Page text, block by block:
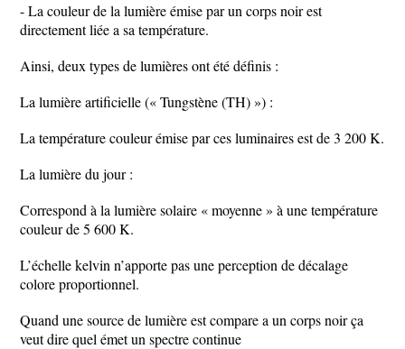
- La couleur de la lumière émise par un corps noir est
directement liée a sa température.
Ainsi, deux types de lumières ont été définis :
La lumière artificielle (« Tungstène (TH) ») :
La température couleur émise par ces luminaires est de 3 200 K.
La lumière du jour :
Correspond à la lumière solaire « moyenne » à une température
couleur de 5 600 K.
L’échelle kelvin n’apporte pas une perception de décalage
colore proportionnel.
Quand une source de lumière est compare a un corps noir ça
veut dire quel émet un spectre continue